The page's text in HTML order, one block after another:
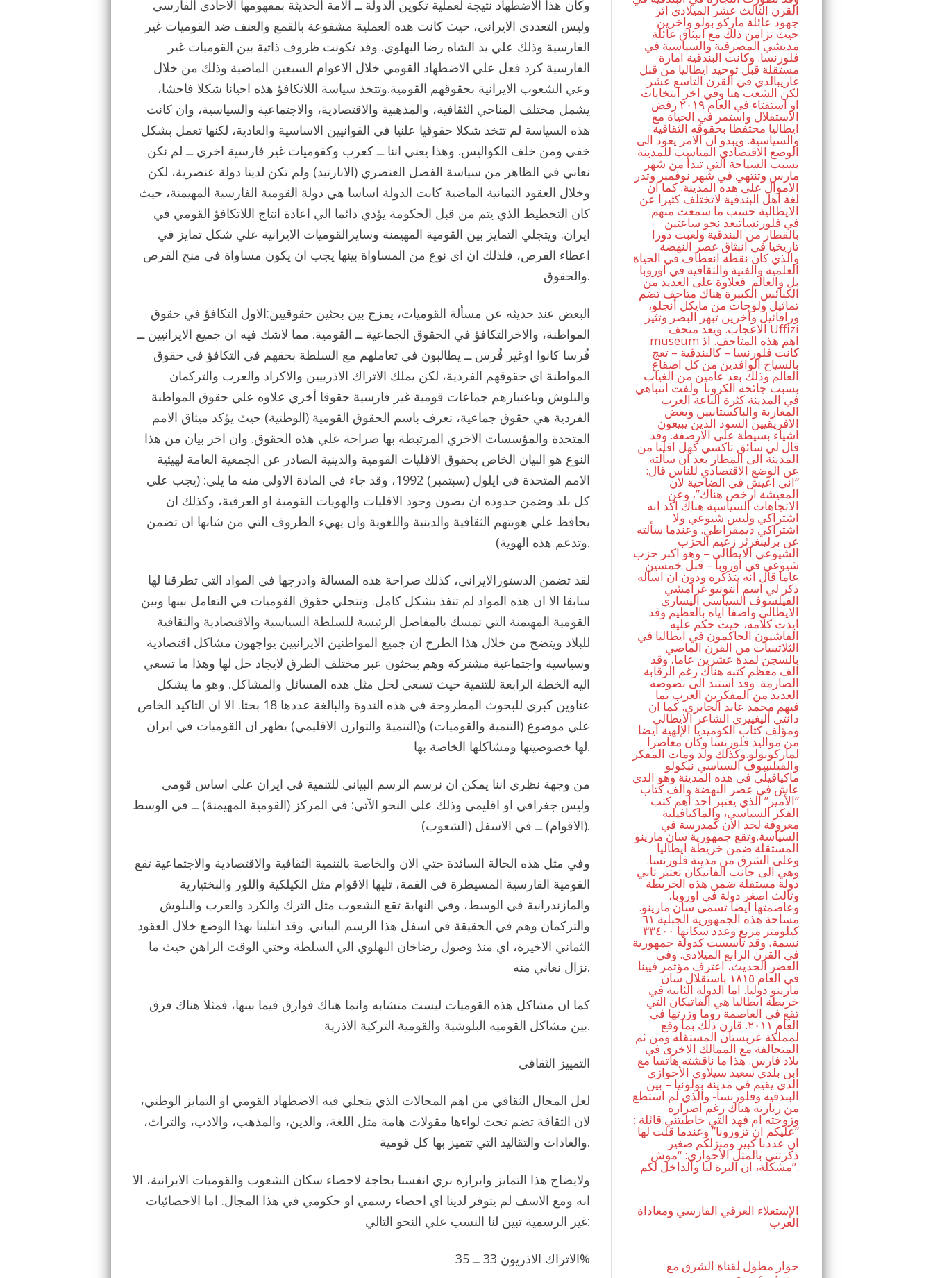
وكان هذا الاضطهاد نتيجة لعملية تكوين الدولة ــ الامة الحديثة بمفهومها الاحادي الفارسي
وليس التعددي الايراني، حيث كانت هذه العملية مشفوعة بالقمع والعنف ضد القوميات غير
الفارسية وذلك علي يد الشاه رضا البهلوي. وقد تكونت ظروف ذاتية بين القوميات غير
الفارسية كرد فعل علي الاضطهاد القومي خلال الاعوام السبعين الماضية وذلك من خلال
وعي الشعوب الايرانية بحقوقهم القومية.وتتخذ سياسة اللاتكافؤ هذه احيانا شكلا فاحشا،
يشمل مختلف المناحي الثقافية، والمذهبية والاقتصادية، والاجتماعية والسياسية، وان كانت
هذه السياسة لم تتخذ شكلا حقوقيا علنيا في القوانيين الاساسية والعادية، لكنها تعمل بشكل
خفي ومن خلف الكواليس. وهذا يعني اننا ــ كعرب وكقوميات غير فارسية اخري ــ لم نكن
نعاني في الظاهر من سياسة الفصل العنصري (الابارتيد) ولم تكن لدينا دولة عنصرية، لكن
وخلال العقود الثمانية الماضية كانت الدولة اساسا هي دولة القومية الفارسية المهيمنة، حيث
كان التخطيط الذي يتم من قبل الحكومة يؤدي دائما الي اعادة انتاج اللاتكافؤ القومي في
ايران. ويتجلي التمايز بين القومية المهيمنة وسايرالقوميات الايرانية علي شكل تمايز في
اعطاء الفرص، فلذلك ان اي نوع من المساواة بينها يجب ان يكون مساواة في منح الفرص
والحقوق.
البعض عند حديثه عن مسألة القوميات، يمزج بين بحثين حقوقيين:الاول التكافؤ في حقوق
المواطنة، والاخرالتكافؤ في الحقوق الجماعية ــ القومية. مما لاشك فيه ان جميع الايرانيين ــ
فُرسا كانوا اوغير فُرس ــ يطالبون في تعاملهم مع السلطة بحقهم في التكافؤ في حقوق
المواطنة اي حقوقهم الفردية، لكن يملك الاتراك الاذرييين والاكراد والعرب والتركمان
والبلوش وباعتبارهم جماعات قومية غير فارسية حقوقا أخري علاوه علي حقوق المواطنة
الفردية هي حقوق جماعية، تعرف باسم الحقوق القومية (الوطنية) حيث يؤكد ميثاق الامم
المتحدة والمؤسسات الاخري المرتبطة بها صراحة علي هذه الحقوق. وان اخر بيان من هذا
النوع هو البيان الخاص بحقوق الاقليات القومية والدينية الصادر عن الجمعية العامة لهيئية
الامم المتحدة في ايلول (سبتمبر) 1992، وقد جاء في المادة الاولي منه ما يلي: (يجب علي
كل بلد وضمن حدوده ان يصون وجود الاقليات والهويات القومية او العرقية، وكذلك ان
يحافظ علي هويتهم الثقافية والدينية واللغوية وان يهيء الظروف التي من شانها ان تضمن
وتدعم هذه الهوية).
لقد تضمن الدستورالايراني، كذلك صراحة هذه المسالة وادرجها في المواد التي تطرقنا لها
سابقا الا ان هذه المواد لم تنفذ بشكل كامل. وتتجلي حقوق القوميات في التعامل بينها وبين
القومية المهيمنة التي تمسك بالمفاصل الرئيسة للسلطة السياسية والاقتصادية والثقافية
للبلاد ويتضح من خلال هذا الطرح ان جميع المواطنين الايرانيين يواجهون مشاكل اقتصادية
وسياسية واجتماعية مشتركة وهم يبحثون عبر مختلف الطرق لايجاد حل لها وهذا ما تسعي
اليه الخطة الرابعة للتنمية حيث تسعي لحل مثل هذه المسائل والمشاكل. وهو ما يشكل
عناوين كبري للبحوث المطروحة في هذه الندوة والبالغة عددها 18 بحثا. الا ان التاكيد الخاص
علي موضوع (التنمية والقوميات) و(التنمية والتوازن الاقليمي) يظهر ان القوميات في ايران
لها خصوصيتها ومشاكلها الخاصة بها.
من وجهة نظري اننا يمكن ان نرسم الرسم البياني للتنمية في ايران علي اساس قومي
وليس جغرافي او اقليمي وذلك علي النحو الآتي: في المركز (القومية المهيمنة) ــ في الوسط
(الاقوام) ــ في الاسفل (الشعوب).
وفي مثل هذه الحالة السائدة حتي الان والخاصة بالتنمية الثقافية والاقتصادية والاجتماعية تقع
القومية الفارسية المسيطرة في القمة، تليها الاقوام مثل الكيلكية واللور والبختيارية
والمازندرانية في الوسط، وفي النهاية تقع الشعوب مثل الترك والكرد والعرب والبلوش
والتركمان وهم في الحقيقة في اسفل هذا الرسم البياني. وقد ابتلينا بهذا الوضع خلال العقود
الثماني الاخيرة، اي منذ وصول رضاخان البهلوي الي السلطة وحتي الوقت الراهن حيث ما
نزال نعاني منه.
كما ان مشاكل هذه القوميات ليست متشابه وانما هناك فوارق فيما بينها، فمثلا هناك فرق
بين مشاكل القوميه البلوشية والقومية التركية الاذرية.
التمييز الثقافي
لعل المجال الثقافي من اهم المجالات الذي يتجلي فيه الاضطهاد القومي او التمايز الوطني،
لان الثقافة تضم تحت لواءها مقولات هامة مثل اللغة، والدين، والمذهب، والادب، والتراث،
والعادات والتقاليد التي تتميز بها كل قومية.
ولايضاح هذا التمايز وابرازه نري انفسنا بحاجة لاحصاء سكان الشعوب والقوميات الايرانية، الا
انه ومع الاسف لم يتوفر لدينا اي احصاء رسمي او حكومي في هذا المجال. اما الاحصائيات
غير الرسمية تبين لنا النسب علي النحو التالي:
الاتراك الاذريون 33 ــ 35%
القرن الثالث عشر الميلادي اثر
جهود عائلة ماركو بولو واخرين
حيث تزامن ذلك مع انبثاق عائلة
مديشي المصرفية والسياسية في
فلورنسا. وكانت البندقية امارة
مستقلة قبل توحيد ايطاليا من قبل
غاريبالدي في القرن التاسع عشر.
لكن الشعب هنا وفي اخر انتخابات
او استفتاء في العام ٢٠١٩ رفض
الاستقلال واستمر في الحياة مع
ايطاليا محتفظا بحقوقه الثقافية
والسياسية. ويبدو ان الامر يعود الى
الوضع الاقتصادي المناسب للمدينة
بسبب السياحة التي تبدأ من شهر
مارس وتنتهي في شهر نوفمبر وتدر
الاموال على هذه المدينة. كما ان
لغة اهل البندقية لاتختلف كثيرا عن
الايطالية حسب ما سمعت منهم.
في فلورنساتبعد نحو ساعتين
بالقطار من البندقية ولعبت دورا
تاريخيا في انبثاق عصر النهضة
والذي كان نقطة انعطاف في الحياة
العلمية والفنية والثقافية في اوروبا
بل والعالم. فعلاوة على العديد من
الكنائس الكبيرة هناك متاحف تضم
تماثيل ولوحات من مايكل أنجلو،
ورافائيل وأخرين تبهر البصر وتثير
الاعجاب. ويعد متحف Uffizi
museum اهم هذه المتاحف. اذ
كانت فلورنسا – كالبندقية – تعج
بالسياح الوافدين من كل اصقاع
العالم وذلك بعد عامين من الغياب
بسبب جائحة الكرونا. ولفت انتباهي
في المدينة كثرة الباعة العرب
المغاربة والباكستانيين وبعض
الافريقيين السود الذين يبيعون
اشياء بسيطة على الارصفة. وقد
قال لي سائق تاكسي كهل اقلنا من
المدينة الى المطار بعد ان سألته
عن الوضع الاقتصادي للناس قال:
“اني اعيش في الضاحية لان
المعيشة ارخص هناك”، وعن
الاتجاهات السياسية هناك اكد انه
اشتراكي وليس شيوعي ولا
اشتراكي ديمقراطي. وعندما سألته
عن برلينغرئر زعيم الحزب
الشيوعي الايطالي – وهو اكبر حزب
شيوعي في اوروبا – قبل خمسين
عاما قال انه يتذكره ودون ان اسأله
ذكر لي اسم أنتونيو غرامشي
الفيلسوف السياسي اليساري
الايطالي واصفا اياه بالعظيم وقد
ايدت كلامه، حيث حكم عليه
الفاشيون الحاكمون في ايطاليا في
الثلاثينيات من القرن الماضي
بالسجن لمدة عشرين عاما، وقد
الف معظم كتبه هناك رغم الرقابة
الصارمة. وقد استند الى نصوصه
العديد من المفكرين العرب بما
فيهم محمد عابد الجابري. كما ان
دانتي أليغييري الشاعر الايطالي
ومؤلف كتاب الكوميديا الإلهية ايضا
من مواليد فلورنسا وكان معاصرا
لماركوبولو.وكذلك ولد ومات المفكر
والفيلسوف السياسي نيكولو
ماكيافيلّي في هذه المدينة وهو الذي
عاش في عصر النهضة والف كتاب
“الأمير” الذي يعتبر احد اهم كتب
الفكر السياسي، والماكيافيلية
معروفة لحد الان كمدرسة في
السياسة.وتقع جمهورية سان مارينو
المستقلة ضمن خريطة ايطاليا
وعلى الشرق من مدينة فلورنسا.
وهي الى جانب الفاتيكان تعتبر ثاني
دولة مستقلة ضمن هذه الخريطة
وثالث اصغر دولة في اوروبا،
وعاصمتها ايضا تسمى سان مارينو.
مساحة هذه الجمهورية الجبلية ٦١
كيلومتر مربع وعدد سكانها ٣٣٤٠٠
نسمة، وقد تأسست كدولة جمهورية
في القرن الرابع الميلادي. وفي
العصر الحديث، اعترف مؤتمر فيينا
في العام ١٨١٥ باستقلال سان
مارينو دوليا. اما الدولة الثانية في
خريطة ايطاليا هي الفاتيكان التي
تقع في العاصمة روما وزرتها في
العام ٢٠١١. قارن ذلك بما وقع
لمملكة عربستان المستقلة ومن ثم
المتحالفة مع الممالك الاخرى في
بلاد فارس. هذا ما ناقشته هاتفيا مع
ابن بلدي سعيد سيلاوي الأحوازي
الذي يقيم في مدينة بولونيا – بين
البندقية وفلورنسا- والذي لم استطع
من زيارته هناك رغم اصراره
وزوجته ام فهد التي خاطبتني قائلة :
“عليكم ان تزورونا” وعندما قلت لها
ان عددنا كبير ومنزلكم صغير
ذكرتني بالمثل الأحوازي: “موش
مشكلة، ان البرة لنا والداخل لكم”.
الإستعلاء العرقي الفارسي ومعاداة
العرب
حوار مطول لقناة الشرق مع